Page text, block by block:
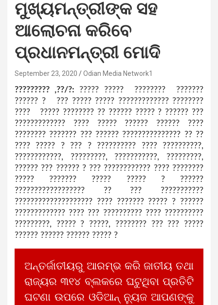
ମୁଖ୍ୟମନ୍ତ୍ରୀଙ୍କ ସହ
ଆଲୋଚନା କରିବେ
ପ୍ରଧାନମନ୍ତ୍ରୀ ମୋଦି
September 23, 2020 Odian Media Network1
????????? ,??/?: ????? ????? ???????? ???????
?????? ? ??? ????? ????? ????????????? ????????
???? ????? ???????? ?? ?????? ????? ? ?????? ???
????????????? ???? ????? ?????? ?????? ????
???????? ??????? ??? ?????? ??????????????? ?? ??
???? ????? ? ??? ? ?????????? ???? ??????????,
????????????, ?????????, ???????????, ?????????,
?????? ??? ?????? ? ??? ???????????? ???? ????????
????? ??????? ????? ????? ? ??????
?????????????????? ?? ??? ???????????
???????????????????? ???? ??????? ????? ? ??????
????????????? ???? ??? ?????????? ???? ??????????
?????????, ????? ? ?????, ???????? ??? ??? ?????
?????? ?????? ?????? ????? ?
ଅନ୍ତର୍ଜାତୀୟରୁ ଆରମ୍ଭ କରି ଜାତୀୟ ତଥା
ରାଜ୍ୟର ୩୧୪ ବ୍ଲକରେ ଘଟୁଥିବା ପ୍ରତିଟି
ଘଟଣା ଉପରେ ଓଡିଆନ୍ ନ୍ୟୁଜ ଆପଣଙ୍କୁ